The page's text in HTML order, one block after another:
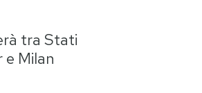
tra Stati
e Milan